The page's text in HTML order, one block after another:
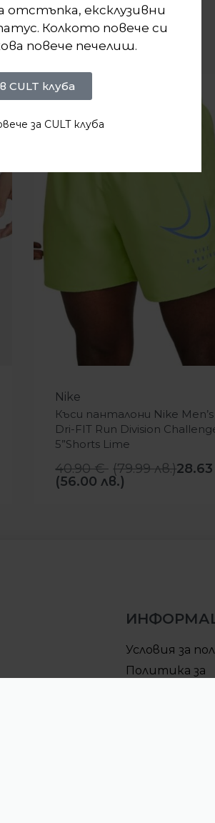
Nike
Къси панталони Nike Men’s
Dri-FIT Run Division
5”Shorts Lime
40.90€ (79.99лв.)
(56.00 лв.)
Условия за
Политика за
отстъпка, ексклузивни
Колкото повече си
повече печелиш.
CULT клуба
за CULT клуба